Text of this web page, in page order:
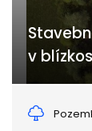
v